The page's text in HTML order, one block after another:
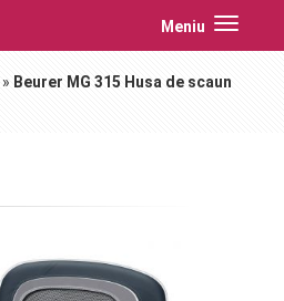
Meniu
Toggle
» Beurer MG 315 Husa de scaun